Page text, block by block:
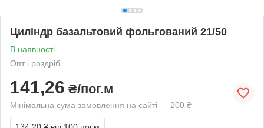
Циліндр базальтовий фольгований 21/50
В наявності
Опт і роздріб
141,26 ₴/пог.м
Мінімальна сума замовлення на сайті — 200 ₴